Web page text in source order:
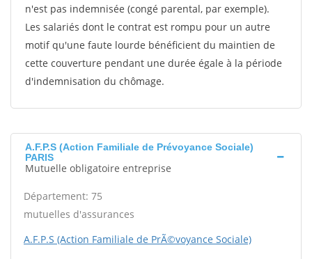
n'est pas indemnisée (congé parental, par exemple).
Les salariés dont le contrat est rompu pour un autre
motif qu'une faute lourde bénéficient du maintien de
cette couverture pendant une durée égale à la période
d'indemnisation du chômage.
A.F.P.S (Action Familiale de Prévoyance Sociale)
PARIS
Mutuelle obligatoire entreprise
Département: 75
mutuelles d'assurances
A.F.P.S (Action Familiale de PrÃ©voyance Sociale)